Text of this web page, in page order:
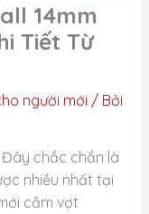
14mm
Tiết Từ
người mới / Bởi
Đây chắc chắn là
nhiều nhất tại
cầm vợt